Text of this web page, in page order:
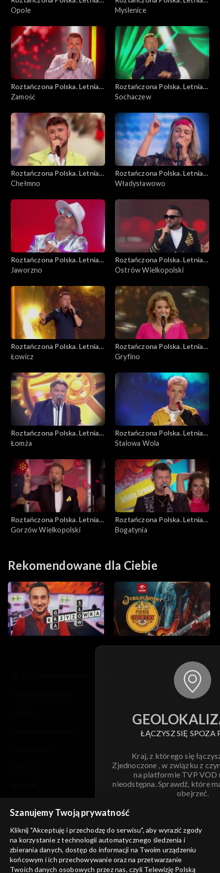
trasa TVP3
Opole
trasa TVP3
Myślenice
Roztańczona Polska. Letnia
trasa TVP3
Zamość
Roztańczona Polska. Letnia
trasa TVP3
Sochaczew
Roztańczona Polska. Letnia
trasa TVP3
Chełmno
Roztańczona Polska. Letnia
trasa TVP3
Władysławowo
Roztańczona Polska. Letnia
trasa TVP3
Jaworzno
Roztańczona Polska. Letnia
trasa TVP3
Ostrów Wielkopolski
Roztańczona Polska. Letnia
trasa TVP3
Łowicz
Roztańczona Polska. Letnia
trasa TVP3
Gryfino
Roztańczona Polska. Letnia
trasa TVP3
Łomża
Roztańczona Polska. Letnia
trasa TVP3
Stalowa Wola
Roztańczona Polska. Letnia
trasa TVP3
Gorzów Wielkopolski
Roztańczona Polska. Letnia
trasa TVP3
Bogatynia
Rekomendowane dla Ciebie
ŁĄCZYSZ SIĘ SPOZA
Kraj, z którego się
Zjednoczone , w związku z
na platformie TVP VOD
nieodstępna. Sprawdź, które
obejrzeć.
ANULUJ
informacje o dostawcy usług
Szanujemy Twoją prywatność
Kliknij "Akceptuję i przechodzę do serwisu", aby wyrazić zgody
na korzystanie z technologii automatycznego śledzenia i
zbierania danych, dostęp do informacji na Twoim urządzeniu
końcowym i ich przechowywanie oraz na przetwarzanie
Twoich danych osobowych przez nas, czyli Telewizję Polską